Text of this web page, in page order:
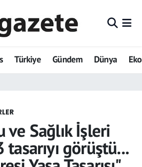
Türkiye Gündem Dünya
ve Sağlık İşleri
görüştü...